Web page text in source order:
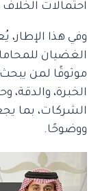
احتمالات الخلاف
وفي هذا
الغضيان
موثوقًا لمن
الخبرة، والدقة،
الشركات، بما
ووضوحًا.